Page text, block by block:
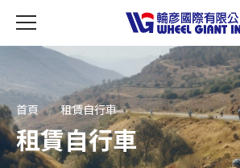
首頁 租賃自行車
租賃自行車